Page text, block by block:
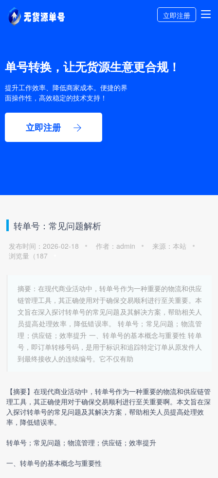
立即注册
单号转换，让无货源生意更合规！
提升工作效率、降低商家成本。便捷的界
面操作性，高效稳定的技术支持！
立即注册
转单号：常见问题解析
发布时间：2026-02-18 作者：admin
来源：本站
浏览量（187
摘要：在现代商业活动中，转单号作为一种重要的物流和供应
链管理工具，其正确使用对于确保交易顺利进行至关重要。本
文旨在深入探讨转单号的常见问题及其解决方案，帮助相关人
员提高处理效率，降低错误率。 转单号；常见问题；物流管
理；供应链；效率提升 一、转单号的基本概念与重要性 转单
号，即订单转移号码，是用于标识和追踪特定订单从原发件人
到最终接收人的连续编号。它不仅有助
【摘要】在现代商业活动中，转单号作为一种重要的物流和供应链管
理工具，其正确使用对于确保交易顺利进行至关重要啊。本文旨在深
入探讨转单号的常见问题及其解决方案，帮助相关人员提高处理效
率，降低错误率。
转单号；常见问题；物流管理；供应链；效率提升
一、转单号的基本概念与重要性